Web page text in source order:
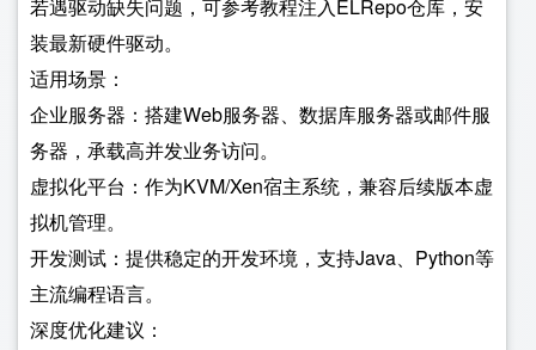
若遇驱动缺失问题，可参考教程注入ELRepo仓库，安
装最新硬件驱动。
适用场景：
企业服务器：搭建Web服务器、数据库服务器或邮件服
务器，承载高并发业务访问。
虚拟化平台：作为KVM/Xen宿主系统，兼容后续版本虚
拟机管理。
开发测试：提供稳定的开发环境，支持Java、Python等
主流编程语言。
深度优化建议：